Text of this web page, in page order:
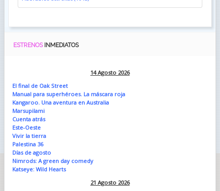
ESTRENOS INMEDIATOS
14 Agosto 2026
El final de Oak Street
Manual para superhéroes. La máscara roja
Kangaroo. Una aventura en Australia
Marsupilami
Cuenta atrás
Este-Oeste
Vivir la tierra
Palestina 36
Días de agosto
Nimrods: A green day comedy
Katseye: Wild Hearts
21 Agosto 2026